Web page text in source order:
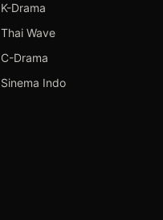
K-Drama
Thai Wave
C-Drama
Sinema Indo